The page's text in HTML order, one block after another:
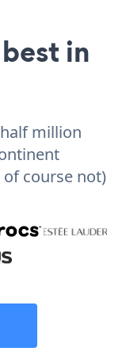
in
million
course not)